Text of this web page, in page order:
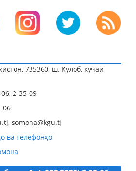
735360, ш. Кӯлоб, кӯчаи
2-35-09
06
somona@kgu.tj
ва телефонҳо